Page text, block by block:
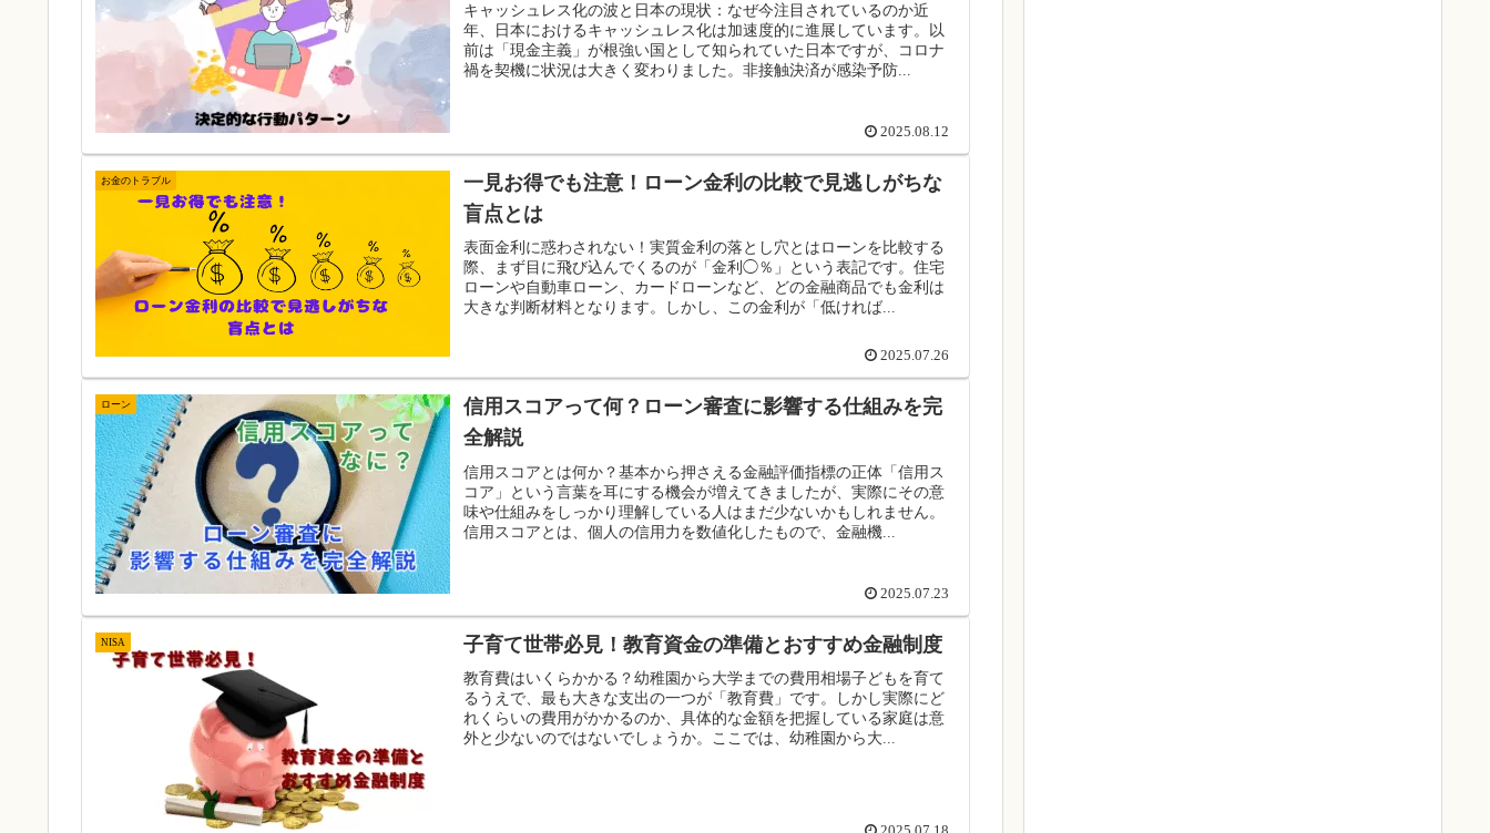
キャッシュレス化の波と日本の現状：なぜ今注目されているのか近
年、日本におけるキャッシュレス化は加速度的に進展しています。以
前は「現金主義」が根強い国として知られていた日本ですが、コロナ
禍を契機に状況は大きく変わりました。非接触決済が感染予防...
2025.08.12
お金のトラブル
一見お得でも注意！ローン金利の比較で見逃しがちな
盲点とは
表面金利に惑わされない！実質金利の落とし穴とはローンを比較する
際、まず目に飛び込んでくるのが「金利◯％」という表記です。住宅
ローンや自動車ローン、カードローンなど、どの金融商品でも金利は
大きな判断材料となります。しかし、この金利が「低ければ...
2025.07.26
ローン
信用スコアって何？ローン審査に影響する仕組みを完
全解説
信用スコアとは何か？基本から押さえる金融評価指標の正体「信用ス
コア」という言葉を耳にする機会が増えてきましたが、実際にその意
味や仕組みをしっかり理解している人はまだ少ないかもしれません。
信用スコアとは、個人の信用力を数値化したもので、金融機...
2025.07.23
NISA 子育て世帯必見！教育資金の準備とおすすめ金融制度
教育費はいくらかかる？幼稚園から大学までの費用相場子どもを育て
るうえで、最も大きな支出の一つが「教育費」です。しかし実際にど
れくらいの費用がかかるのか、具体的な金額を把握している家庭は意
外と少ないのではないでしょうか。ここでは、幼稚園から大...